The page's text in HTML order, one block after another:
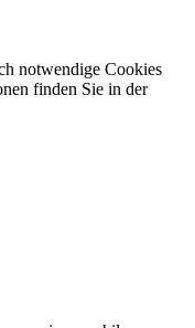
notwendige Cookies
finden Sie in der